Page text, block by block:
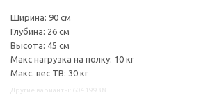
Ширина: 90 см
Глубина: 26 см
Высота: 45 см
Макс нагрузка на полку: 10 кг
Макс. вес ТВ: 30 кг